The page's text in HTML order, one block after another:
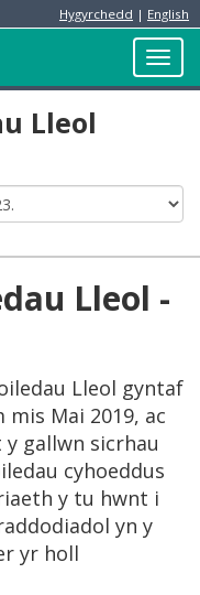
Hygyrchedd | English
Lleol
Lleol -
Lleol gyntaf
Mai 2019, ac
gallwn sicrhau
cyhoeddus
y tu hwnt i
yn y
yr holl